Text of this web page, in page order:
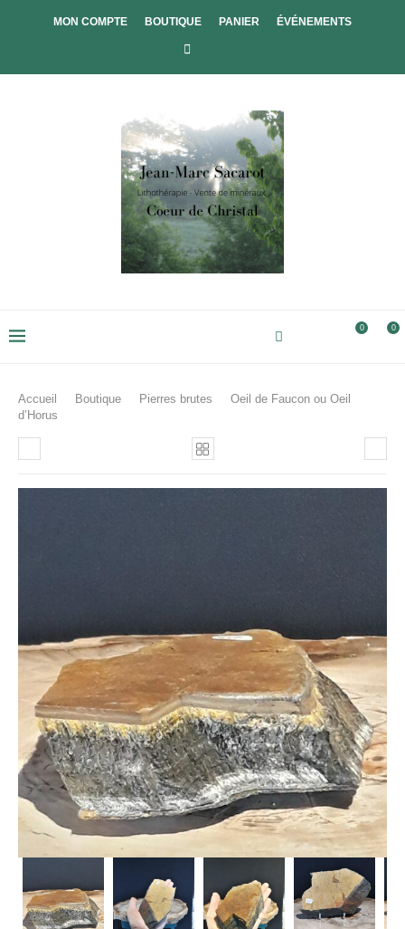
MON COMPTE BOUTIQUE PANIER ÉVÉNEMENTS
0 0
Accueil Boutique Pierres brutes
Oeil de Faucon ou Oeil
d’Horus